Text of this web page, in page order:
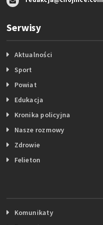
Serwisy
Aktualności
Sport
Powiat
Edukacja
Kronika policyjna
Nasze rozmowy
Zdrowie
Felieton
Komunikaty